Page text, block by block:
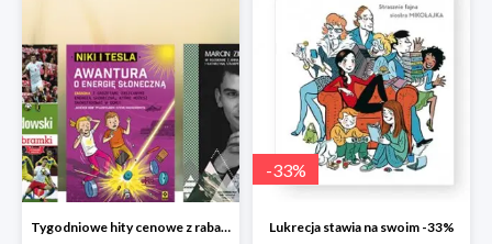
Tygodniowe hity cenowe z rabatem -48%
-33%
Lukrecja stawia na swoim -33%